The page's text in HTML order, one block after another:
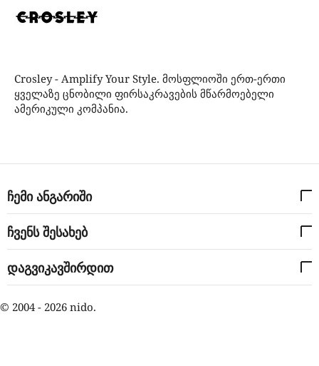
Crosley - Amplify Your Style. მოსფლიოში ერთ-ერთი
ყველაზე ცნობილი ფირსაკრავების მწარმოებელი
ამერიკული კომპანია.
ჩემი ანგარიში
ჩვენს შესახებ
დაგვიკავშირდით
© 2004 - 2026 nido.